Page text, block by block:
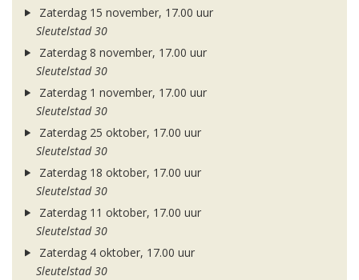
Zaterdag 15 november, 17.00 uur
Sleutelstad 30
Zaterdag 8 november, 17.00 uur
Sleutelstad 30
Zaterdag 1 november, 17.00 uur
Sleutelstad 30
Zaterdag 25 oktober, 17.00 uur
Sleutelstad 30
Zaterdag 18 oktober, 17.00 uur
Sleutelstad 30
Zaterdag 11 oktober, 17.00 uur
Sleutelstad 30
Zaterdag 4 oktober, 17.00 uur
Sleutelstad 30